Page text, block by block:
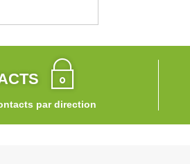
par direction